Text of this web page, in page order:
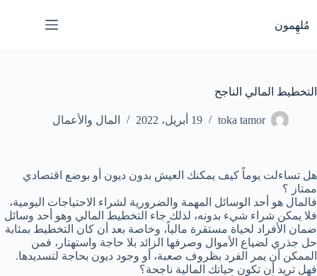
إلى
المحتوى
مُلهِمون
التخطيط المالي الناجح
toka tamor 19 أبريل، 2022 المال والأعمال
هل تساءلت يوماً كيف يمكنك العيش بدون ديون أو بوضع اقتصادي
ممتاز ؟
فالمال هو أحد الوسائل المهمة والضرورية لشراء الاحتياجات اليومية،
فلا يمكن شراء شيء بدونه، لذلك جاء التخطيط المالي وهو أحد وسائل
ضمان الأفراد لحياة مستقرة مالياً، وخاصة بعد أن كان التخطيط بمثابة
حل جذري لضياع الأموال وصرفها الزائد بلا حاجة واستهتار، فمن
الممكن أن يمر الفرد بظروف صعبة، أو وجود ديون بحاجة لتسديدها.
فهل تريد أن تكون حياتك المالية ناجحة؟